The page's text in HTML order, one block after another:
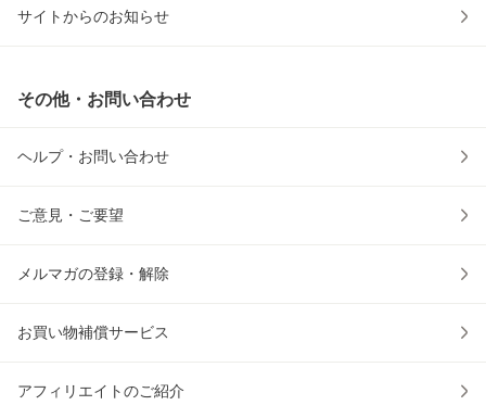
サイトからのお知らせ
その他・お問い合わせ
ヘルプ・お問い合わせ
ご意見・ご要望
メルマガの登録・解除
お買い物補償サービス
アフィリエイトのご紹介